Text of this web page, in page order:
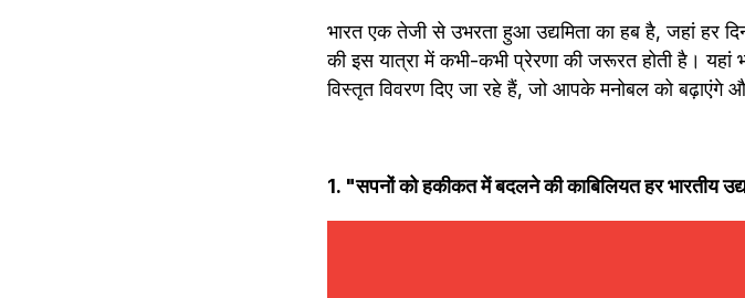
भारत एक तेजी से उभरता हुआ उद्यमिता का हब है, जहां हर
की इस यात्रा में कभी-कभी प्रेरणा की जरूरत होती है। यहां
विस्तृत विवरण दिए जा रहे हैं, जो आपके मनोबल को
1. "सपनों को हकीकत में बदलने की काबिलियत हर भारतीय